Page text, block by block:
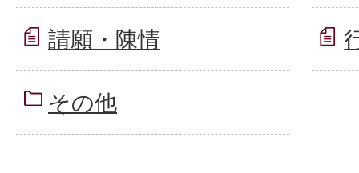
請願・陳情
その他